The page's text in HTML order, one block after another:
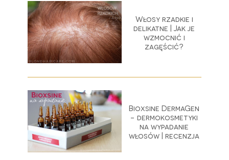
Włosy rzadkie i
delikatne | Jak je
wzmocnić i
zagęścić?
Bioxsine DermaGen
- dermokosmetyki
na wypadanie
włosów | recenzja